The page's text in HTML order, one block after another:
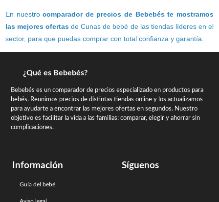
En nuestrocomparador de precios de Bebebés te mostramos
las mejores ofertas de Cunas de bebé de las tiendas líderes en el
sector, para que puedas comprar con total confianza y garantía.
¿Qué es Bebebés?
Bebebés es un comparador de precios especializado en productos para
bebés. Reunimos precios de distintas tiendas online y los actualizamos
para ayudarte a encontrar las mejores ofertas en segundos. Nuestro
objetivo es facilitar la vida a las familias: comparar, elegir y ahorrar sin
complicaciones.
Información
Guía del bebé
Síguenos